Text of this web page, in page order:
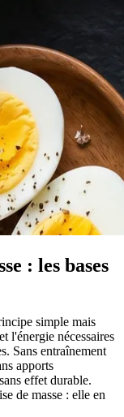
: les bases
simple mais
l'énergie nécessaires
Sans entraînement
apports
effet durable.
de masse : elle en